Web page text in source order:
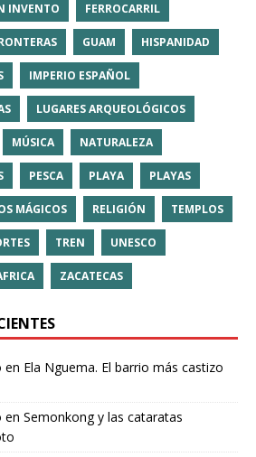
INVENTO FERROCARRIL
GUAM HISPANIDAD
IMPERIO ESPAÑOL
LUGARES ARQUEOLÓGICOS
MÚSICA NATURALEZA
PESCA PLAYA PLAYAS
MÁGICOS RELIGIÓN TEMPLOS
TREN UNESCO
ZACATECAS
en Ela Nguema. El barrio más castizo
en Semonkong y las cataratas